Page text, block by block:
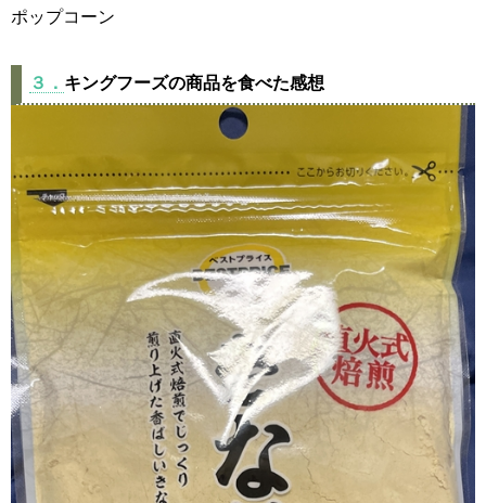
ポップコーン
３． キングフーズの商品を食べた感想